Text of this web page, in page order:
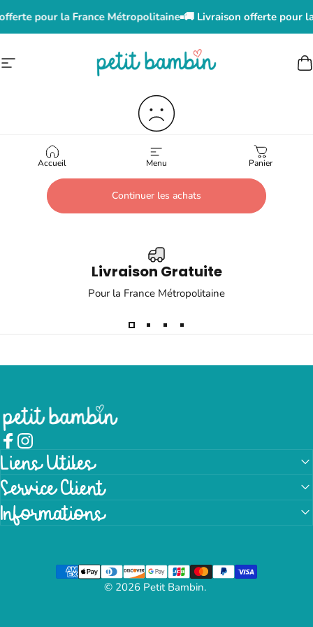
pour la France Métropolitaine 🚚 Livraison offerte pour
Navigation Petit Bambin
Accueil Menu Panier
Votre panier est vide.
Continuer les achats
Livraison Gratuite
Pour la France Métropolitaine
Petit Bambin
Facebook
Instagram
Liens Utiles
Service Client
Informations
© 2026 Petit Bambin.